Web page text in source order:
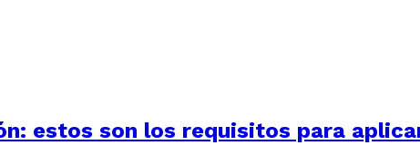
estos son los requisitos para